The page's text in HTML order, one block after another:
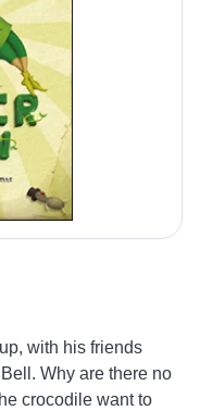
with his friends
Why are there no
crocodile want to